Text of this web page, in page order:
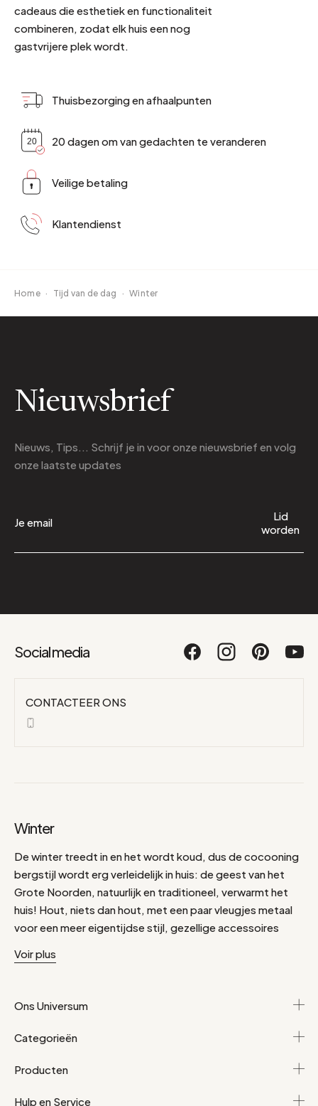
cadeaus die esthetiek en functionaliteit
combineren, zodat elk huis een nog
gastvrijere plek wordt.
Thuisbezorging en afhaalpunten
20 dagen om van gedachten te veranderen
Veilige betaling
Klantendienst
Home · Tijd van de dag · Winter
Nieuwsbrief
Nieuws, Tips... Schrijf je in voor onze nieuwsbrief en volg
onze laatste updates
Lid
worden
Social media
CONTACTEER ONS
Winter
De winter treedt in en het wordt koud, dus de cocooning
bergstijl wordt erg verleidelijk in huis: de geest van het
Grote Noorden, natuurlijk en traditioneel, verwarmt het
huis! Hout, niets dan hout, met een paar vleugjes metaal
voor een meer eigentijdse stijl, gezellige accessoires
typische bergobjecten (sneeuwvlokmotieven, sleeën of
Voir plus
Ons Universum
Categorieën
Producten
Hulp en Service